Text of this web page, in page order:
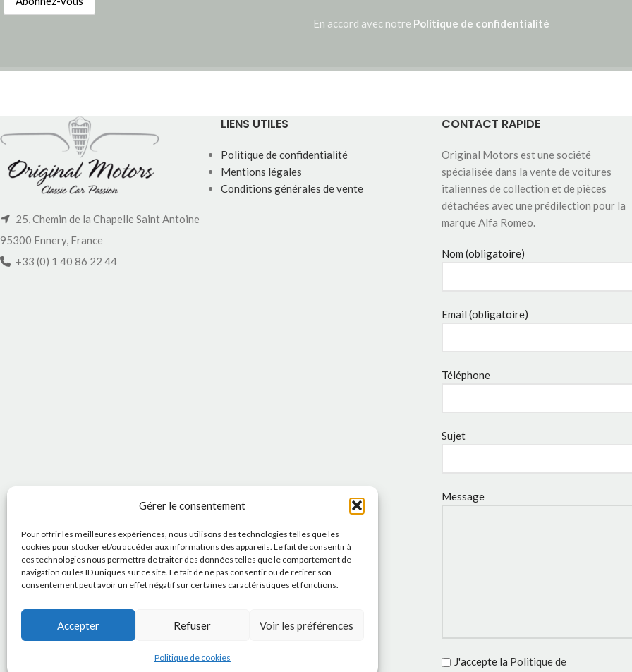
Gérer le consentement
Pour offrir les meilleures expériences, nous utilisons des technologies telles que les
cookies pour stocker et/ou accéder aux informations des appareils. Le fait de consentir à
ces technologies nous permettra de traiter des données telles que le comportement de
navigation ou les ID uniques sur ce site. Le fait de ne pas consentir ou de retirer son
consentement peut avoir un effet négatif sur certaines caractéristiques et fonctions.
Accepter Refuser Voir les préférences
Politique de cookies
En accord avec notre Politique de confidentialité
25, Chemin de la Chapelle Saint Antoine
95300 Ennery, France
+33 (0) 1 40 86 22 44
LIENS UTILES
Politique de confidentialité
Mentions légales
Conditions générales de vente
CONTACT RAPIDE
Original Motors est une société
spécialisée dans la vente de voitures
italiennes de collection et de pièces
détachées avec une prédilection pour la
marque Alfa Romeo.
Nom (obligatoire)
Email (obligatoire)
Téléphone
Sujet
Message
J'accepte la Politique de